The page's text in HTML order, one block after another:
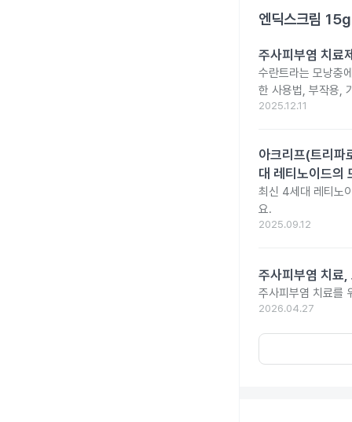
엔딕스크림 15g
주사피부염 치료
수란트라는 모낭충
한 사용법, 부작용,
2025.12.11
아크리프(트리파
대 레티노이드의
최신 4세대 레티노
요.
2025.09.12
주사피부염 치료,
주사피부염 치료를
2026.04.27